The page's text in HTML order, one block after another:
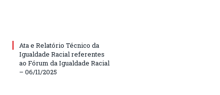
Ata e Relatório Técnico da
Igualdade Racial referentes
ao Fórum da Igualdade Racial
– 06/11/2025